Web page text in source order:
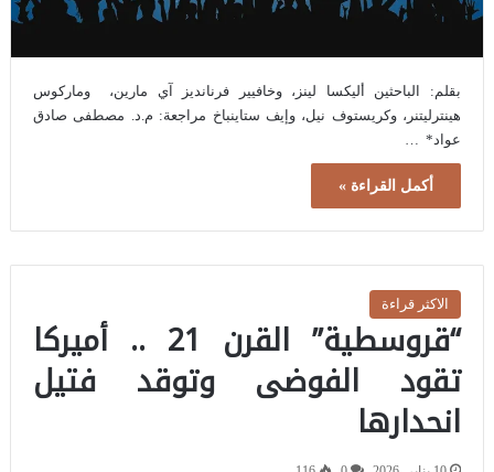
بقلم: الباحثين أليكسا لينز، وخافيير فرنانديز آي مارين، وماركوس
هينترليتنر، وكريستوف نيل، وإيف ستاينباخ مراجعة: م.د. مصطفى صادق
عواد* …
أكمل القراءة »
الاكثر قراءة
“قروسطية” القرن 21 .. أميركا
تقود الفوضى وتوقد فتيل
انحدارها